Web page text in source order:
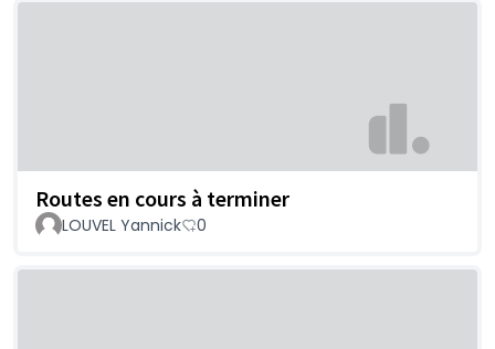
Routes en cours à terminer
LOUVEL Yannick 0